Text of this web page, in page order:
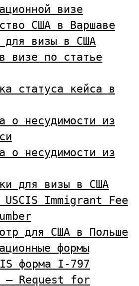
визе
США в Варшаве
для визы в США
визе по статье
статуса кейса в
о несудимости из
о несудимости из
для визы в США
USCIS Immigrant Fee
для США в Польше
формы
форма I-797
— Request for